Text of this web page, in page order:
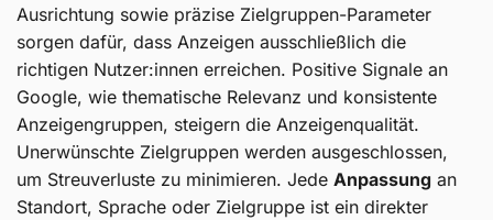
Ausrichtung sowie präzise Zielgruppen-Parameter
sorgen dafür, dass Anzeigen ausschließlich die
richtigen Nutzer:innen erreichen. Positive Signale an
Google, wie thematische Relevanz und konsistente
Anzeigengruppen, steigern die Anzeigenqualität.
Unerwünschte Zielgruppen werden ausgeschlossen,
um Streuverluste zu minimieren. Jede Anpassung an
Standort, Sprache oder Zielgruppe ist ein direkter